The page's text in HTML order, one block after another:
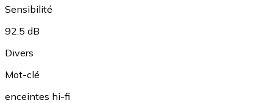
Sensibilité
92.5 dB
Divers
Mot-clé
enceintes hi-fi